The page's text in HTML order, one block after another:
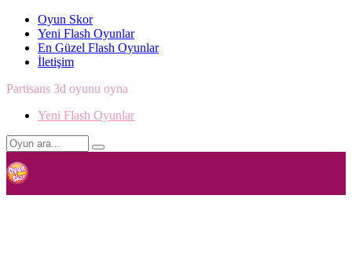
Oyun Skor
Yeni Flash Oyunlar
En Güzel Flash Oyunlar
İletişim
Partisans 3d oyunu oyna
Yeni Flash Oyunlar